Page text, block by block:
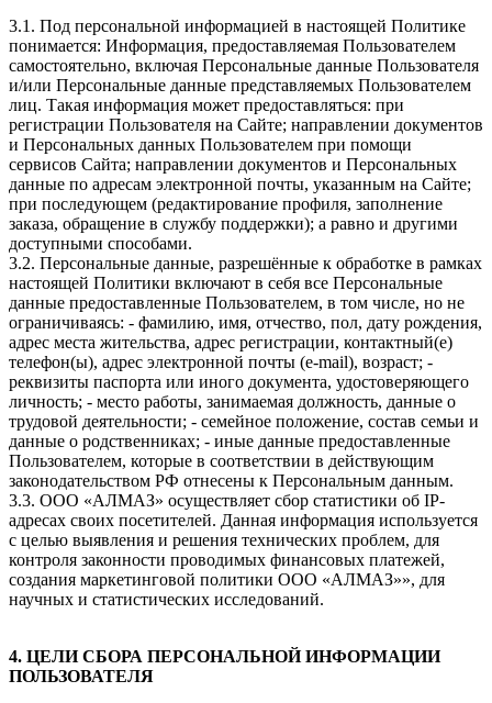
3.1. Под персональной информацией в настоящей Политике
понимается: Информация, предоставляемая Пользователем
самостоятельно, включая Персональные данные Пользователя
и/или Персональные данные представляемых Пользователем
лиц. Такая информация может предоставляться: при
регистрации Пользователя на Сайте; направлении документов
и Персональных данных Пользователем при помощи
сервисов Сайта; направлении документов и Персональных
данные по адресам электронной почты, указанным на Сайте;
при последующем (редактирование профиля, заполнение
заказа, обращение в службу поддержки); а равно и другими
доступными способами.
3.2. Персональные данные, разрешённые к обработке в рамках
настоящей Политики включают в себя все Персональные
данные предоставленные Пользователем, в том числе, но не
ограничиваясь: - фамилию, имя, отчество, пол, дату рождения,
адрес места жительства, адрес регистрации, контактный(е)
телефон(ы), адрес электронной почты (e-mail), возраст; -
реквизиты паспорта или иного документа, удостоверяющего
личность; - место работы, занимаемая должность, данные о
трудовой деятельности; - семейное положение, состав семьи и
данные о родственниках; - иные данные предоставленные
Пользователем, которые в соответствии в действующим
законодательством РФ отнесены к Персональным данным.
3.3. ООО «АЛМАЗ» осуществляет сбор статистики об IP-
адресах своих посетителей. Данная информация используется
с целью выявления и решения технических проблем, для
контроля законности проводимых финансовых платежей,
создания маркетинговой политики ООО «АЛМАЗ»», для
научных и статистических исследований.
4. ЦЕЛИ СБОРА ПЕРСОНАЛЬНОЙ ИНФОРМАЦИИ
ПОЛЬЗОВАТЕЛЯ